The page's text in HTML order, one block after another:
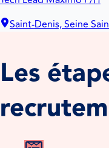
Saint-Denis, Seine
Les